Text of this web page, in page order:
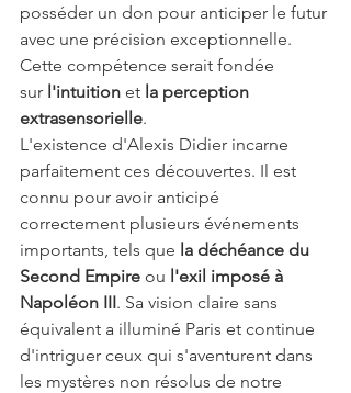
posséder un don pour anticiper le futur
avec une précision exceptionnelle.
Cette compétence serait fondée
sur l'intuition et la perception
extrasensorielle.
L'existence d'Alexis Didier incarne
parfaitement ces découvertes. Il est
connu pour avoir anticipé
correctement plusieurs événements
importants, tels que la déchéance du
Second Empire ou l'exil imposé à
Napoléon III. Sa vision claire sans
équivalent a illuminé Paris et continue
d'intriguer ceux qui s'aventurent dans
les mystères non résolus de notre